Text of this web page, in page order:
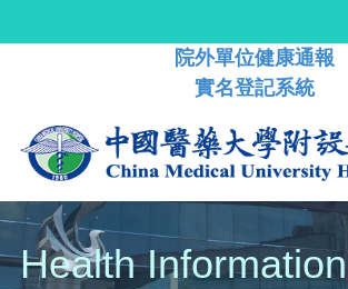
院外單位健康通報
實名登記系統
Health Information